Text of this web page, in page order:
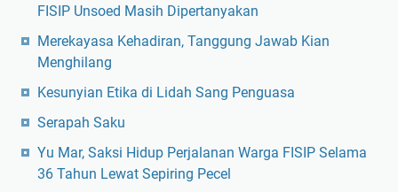
FISIP Unsoed Masih Dipertanyakan
Merekayasa Kehadiran, Tanggung Jawab Kian
Menghilang
Kesunyian Etika di Lidah Sang Penguasa
Serapah Saku
Yu Mar, Saksi Hidup Perjalanan Warga FISIP Selama
36 Tahun Lewat Sepiring Pecel